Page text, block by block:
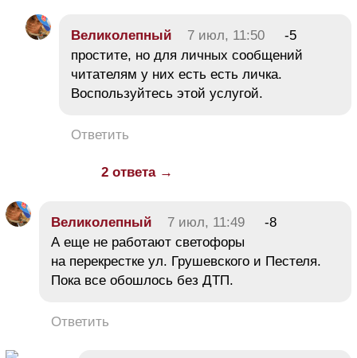
Великолепный 7 июл, 11:50
-5
простите, но для личных сообщений
читателям у них есть есть личка.
Воспользуйтесь этой услугой.
Ответить
2 ответа →
Великолепный 7 июл, 11:49
-8
А еще не работают светофоры
на перекрестке ул. Грушевского и Пестеля.
Пока все обошлось без ДТП.
Ответить